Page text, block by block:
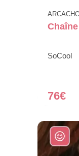
SoCool
76€